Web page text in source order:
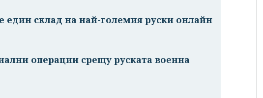
един склад на най-големия руски онлайн
операции срещу руската военна